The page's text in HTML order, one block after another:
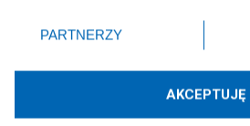
Technologię dostarcza:
zmienić/wycofać klikając przycisk
znajdujący się w lewym dolnym rogu
rodzaje przetwarzania danych nie
użytkownika, ale masz prawo
przetwarzaniu. Preferencje będą
PARTNERZY
AKCEPTUJĘ